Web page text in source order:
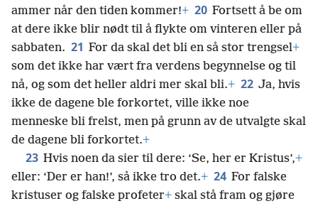
ammer når den tiden kommer!+ 20 Fortsett å be om
at dere ikke blir nødt til å flykte om vinteren eller på
sabbaten. 21 For da skal det bli en så stor trengsel+
som det ikke har vært fra verdens begynnelse og til
nå, og som det heller aldri mer skal bli.+ 22 Ja, hvis
ikke de dagene ble forkortet, ville ikke noe
menneske bli frelst, men på grunn av de utvalgte skal
de dagene bli forkortet.+
23 Hvis noen da sier til dere: ‘Se, her er Kristus’,+
eller: ‘Der er han!’, så ikke tro det.+ 24 For falske
kristuser og falske profeter+ skal stå fram og gjøre